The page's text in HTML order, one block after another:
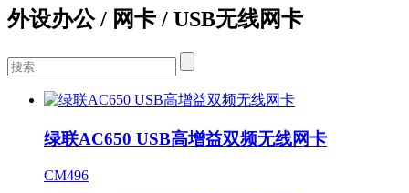
外设办公 / 网卡 / USB无线网卡
绿联AC650 USB高增益双频无线网卡
CM496